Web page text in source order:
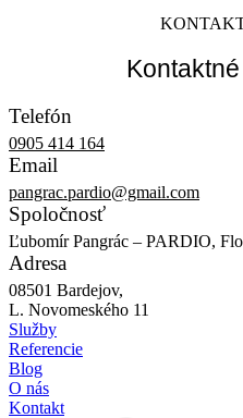
Telefón
0905 414 164
Email
pangrac.pardio@gmail.com
Spoločnosť
Ľubomír Pangrác – PARDIO,
Adresa
08501 Bardejov,
L. Novomeského 11
Služby
Referencie
Blog
O nás
Kontakt